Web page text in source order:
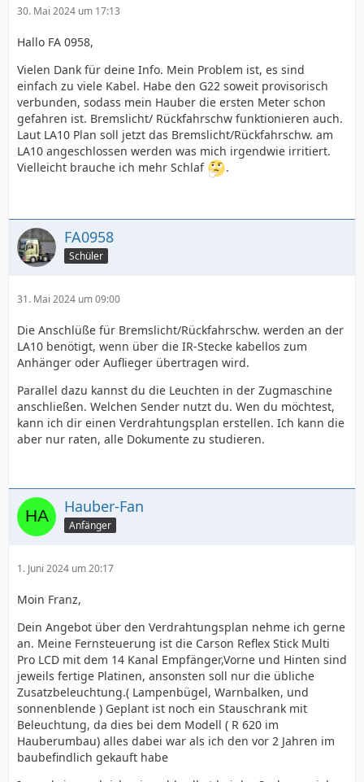
30. Mai 2024 um 17:13
Hallo FA 0958,
Vielen Dank für deine Info. Mein Problem ist, es sind
einfach zu viele Kabel. Habe den G22 soweit provisorisch
verbunden, sodass mein Hauber die ersten Meter schon
gefahren ist. Bremslicht/ Rückfahrschw funktionieren auch.
Laut LA10 Plan soll jetzt das Bremslicht/Rückfahrschw. am
LA10 angeschlossen werden was mich irgendwie irritiert.
Vielleicht brauche ich mehr Schlaf
.
FA0958
Schüler
31. Mai 2024 um 09:00
Die Anschlüße für Bremslicht/Rückfahrschw. werden an der
LA10 benötigt, wenn über die IR-Stecke kabellos zum
Anhänger oder Auflieger übertragen wird.
Parallel dazu kannst du die Leuchten in der Zugmaschine
anschließen. Welchen Sender nutzt du. Wen du möchtest,
kann ich dir einen Verdrahtungsplan erstellen. Ich kann die
aber nur raten, alle Dokumente zu studieren.
Hauber-Fan
Anfänger
1. Juni 2024 um 20:17
Moin Franz,
Dein Angebot über den Verdrahtungsplan nehme ich gerne
an. Meine Fernsteuerung ist die Carson Reflex Stick Multi
Pro LCD mit dem 14 Kanal Empfänger,Vorne und Hinten sind
jeweils fertige Platinen, ansonsten soll nur die übliche
Zusatzbeleuchtung.( Lampenbügel, Warnbalken, und
sonnenblende ) Geplant ist noch ein Stauschrank mit
Beleuchtung, da dies bei dem Modell ( R 620 im
Hauberumbau) alles dabei war als ich den vor 2 Jahren im
baubefindlich gekauft habe